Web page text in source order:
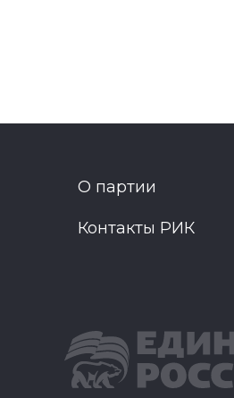
О партии
Контакты РИК